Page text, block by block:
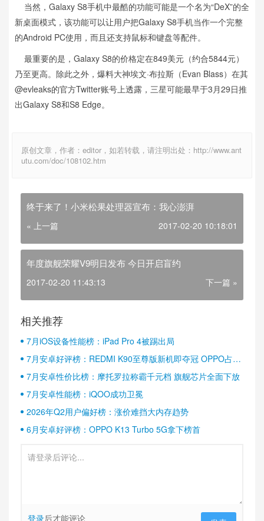
当然，Galaxy S8手机中最酷的功能可能是一个名为“DeX”的全
新桌面模式，该功能可以让用户把Galaxy S8手机当作一个完整
的Android PC使用，而且还支持鼠标和键盘等配件。
最重要的是，Galaxy S8的价格定在849美元（约合5844元）
乃至更高。除此之外，爆料大神埃文·布拉斯（Evan Blass）在其
@evleaks的官方Twitter账号上透露，三星可能最早于3月29日推
出Galaxy S8和S8 Edge。
原创文章，作者：editor，如若转载，请注明出处：http://www.ant
utu.com/doc/108102.htm
终于来了！小米松果处理器宣布：我心澎湃
« 上一篇 2017-02-20 10:18:01
年度旗舰荣耀V9明日发布 今日开启盲约
2017-02-20 11:43:13 下一篇 »
相关推荐
7月iOS设备性能榜：iPad Pro 4被踢出局
7月安卓好评榜：REDMI K90至尊版新机即夺冠 OPPO占据
半壁江山
7月安卓性价比榜：摩托罗拉称霸千元档 旗舰芯片全面下放
7月安卓性能榜：iQOO成功卫冕
2026年Q2用户偏好榜：涨价难挡大内存趋势
6月安卓好评榜：OPPO K13 Turbo 5G拿下榜首
登录后才能评论